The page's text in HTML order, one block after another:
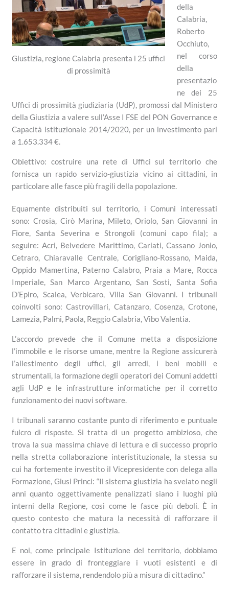
Giustizia, regione Calabria presenta i 25 uffici
di prossimità
della
Calabria,
Roberto
Occhiuto,
nel corso
della
presentazio
ne dei 25
Uffici di prossimità giudiziaria (UdP), promossi dal Ministero
della Giustizia a valere sull’Asse I FSE del PON Governance e
Capacità istituzionale 2014/2020, per un investimento pari
a 1.653.334 €.
Obiettivo: costruire una rete di Uffici sul territorio che
fornisca un rapido servizio-giustizia vicino ai cittadini, in
particolare alle fasce più fragili della popolazione.
Equamente distribuiti sul territorio, i Comuni interessati
sono: Crosia, Cirò Marina, Mileto, Oriolo, San Giovanni in
Fiore, Santa Severina e Strongoli (comuni capo fila); a
seguire: Acri, Belvedere Marittimo, Cariati, Cassano Jonio,
Cetraro, Chiaravalle Centrale, Corigliano-Rossano, Maida,
Oppido Mamertina, Paterno Calabro, Praia a Mare, Rocca
Imperiale, San Marco Argentano, San Sosti, Santa Sofia
D’Epiro, Scalea, Verbicaro, Villa San Giovanni. I tribunali
coinvolti sono: Castrovillari, Catanzaro, Cosenza, Crotone,
Lamezia, Palmi, Paola, Reggio Calabria, Vibo Valentia.
L’accordo prevede che il Comune metta a disposizione
l’immobile e le risorse umane, mentre la Regione assicurerà
l’allestimento degli uffici, gli arredi, i beni mobili e
strumentali, la formazione degli operatori dei Comuni addetti
agli UdP e le infrastrutture informatiche per il corretto
funzionamento dei nuovi software.
I tribunali saranno costante punto di riferimento e puntuale
fulcro di risposte. Si tratta di un progetto ambizioso, che
trova la sua massima chiave di lettura e di successo proprio
nella stretta collaborazione interistituzionale, la stessa su
cui ha fortemente investito il Vicepresidente con delega alla
Formazione, Giusi Princi: “Il sistema giustizia ha svelato negli
anni quanto oggettivamente penalizzati siano i luoghi più
interni della Regione, così come le fasce più deboli. È in
questo contesto che matura la necessità di rafforzare il
contatto tra cittadini e giustizia.
E noi, come principale Istituzione del territorio, dobbiamo
essere in grado di fronteggiare i vuoti esistenti e di
rafforzare il sistema, rendendolo più a misura di cittadino.”